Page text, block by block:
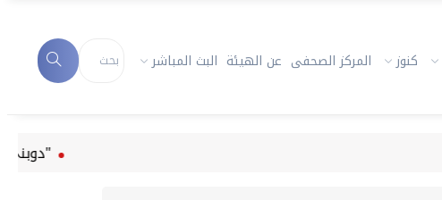
كنوز المركز الصحفى عن الهيئة البث المباشر
"دوبنى دوب"